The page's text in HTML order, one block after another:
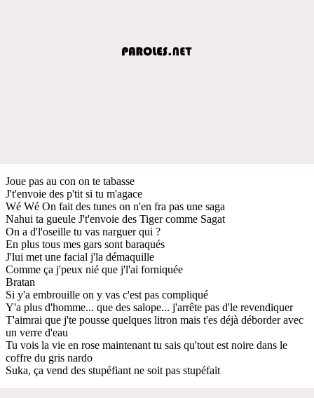
Joue pas au con on te tabasse
J't'envoie des p'tit si tu m'agace
Wé Wé On fait des tunes on n'en fra pas une saga
Nahui ta gueule J't'envoie des Tiger comme Sagat
On a d'l'oseille tu vas narguer qui ?
En plus tous mes gars sont baraqués
J'lui met une facial j'la démaquille
Comme ça j'peux nié que j'l'ai forniquée
Bratan
Si y'a embrouille on y vas c'est pas compliqué
Y'a plus d'homme... que des salope... j'arrête pas d'le revendiquer
T'aimrai que j'te pousse quelques litron mais t'es déjà déborder avec
un verre d'eau
Tu vois la vie en rose maintenant tu sais qu'tout est noire dans le
coffre du gris nardo
Suka, ça vend des stupéfiant ne soit pas stupéfait